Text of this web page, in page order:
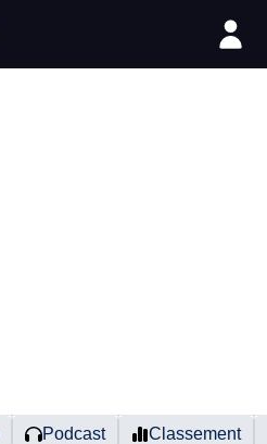
Podcast Classement